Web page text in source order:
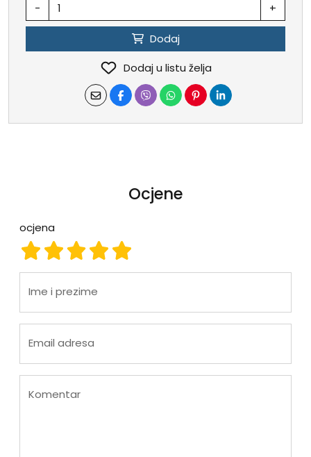
- +
Dodaj
Dodaj u listu želja
Ocjene
ocjena
ocjena 5
ocjena 4
ocjena 3
ocjena 2
ocjena 1
Ime i prezime
Email adresa
Komentar